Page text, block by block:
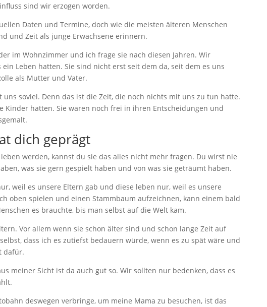
sind wir erzogen worden.
Daten und Termine, doch wie die meisten älteren Menschen
und Zeit als junge Erwachsene erinnern.
im Wohnzimmer und ich frage sie nach diesen Jahren. Wir
Leben hatten. Sie sind nicht erst seit dem da, seit dem es uns
als Mutter und Vater.
soviel. Denn das ist die Zeit, die noch nichts mit uns zu tun hatte.
Kinder hatten. Sie waren noch frei in ihren Entscheidungen und
dich geprägt
werden, kannst du sie das alles nicht mehr fragen. Du wirst nie
was sie gern gespielt haben und von was sie geträumt haben.
weil es unsere Eltern gab und diese leben nur, weil es unsere
oben spielen und einen Stammbaum aufzeichnen, kann einem bald
es brauchte, bis man selbst auf die Welt kam.
Vor allem wenn sie schon älter sind und schon lange Zeit auf
dass ich es zutiefst bedauern würde, wenn es zu spät wäre und
dafür.
meiner Sicht ist da auch gut so. Wir sollten nur bedenken, dass es
deswegen verbringe, um meine Mama zu besuchen, ist das